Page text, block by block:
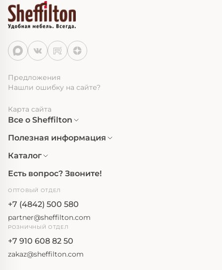
Предложения
Нашли ошибку на сайте?
Карта сайта
Все о Sheffilton
Полезная информация
Каталог
Есть вопрос? Звоните!
ОПТОВЫЙ ОТДЕЛ
+7 (4842) 500 580
partner@sheffilton.com
РОЗНИЧНЫЙ ОТДЕЛ
+7 910 608 82 50
zakaz@sheffilton.com